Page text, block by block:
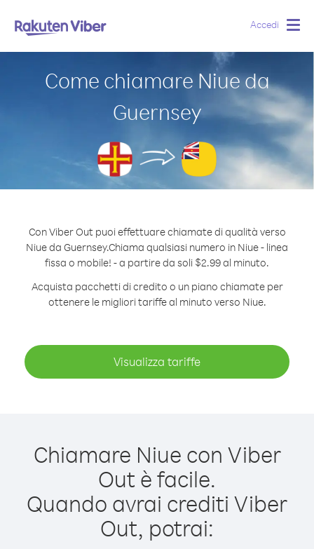
Accedi
Come chiamare Niue da
Guernsey
Con Viber Out puoi effettuare chiamate di qualità verso
Niue da Guernsey.Chiama qualsiasi numero in Niue - linea
fissa o mobile! - a partire da soli $2.99 al minuto.
Acquista pacchetti di credito o un piano chiamate per
ottenere le migliori tariffe al minuto verso Niue.
Visualizza tariffe
Chiamare Niue con Viber
Out è facile.
Quando avrai crediti Viber
Out, potrai: